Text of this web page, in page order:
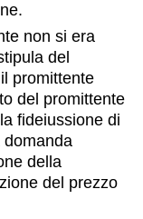
non si era
del
promittente
del promittente
fideiussione di
domanda
della
del prezzo